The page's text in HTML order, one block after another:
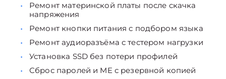
Ремонт материнской платы после скачка
напряжения
Ремонт кнопки питания с подбором языка
Ремонт аудиоразъёма с тестером нагрузки
Установка SSD без потери профилей
Сброс паролей и ME с резервной копией